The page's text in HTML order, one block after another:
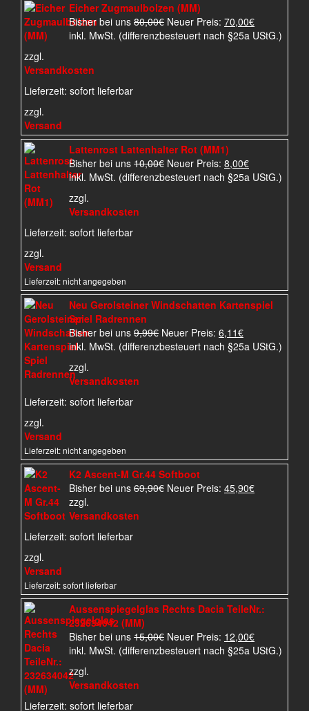
Eicher Zugmaulbolzen (MM)
Bisher bei uns 80,00€ Ursprünglicher
Preis
Neuer Preis: 70,00€Aktueller
Preis
inkl. MwSt. (differenzbesteuert nach §25a UStG.)
zzgl.
Versandkosten
Lieferzeit: sofort lieferbar
zzgl.
Versand
Lattenrost Lattenhalter Rot (MM1)
Bisher bei uns 10,00€ Ursprünglicher
Preis
Neuer Preis: 8,00€Aktueller
Preis
inkl. MwSt. (differenzbesteuert nach §25a UStG.)
zzgl.
Versandkosten
Lieferzeit: sofort lieferbar
zzgl.
Versand
Lieferzeit: nicht angegeben
Neu Gerolsteiner Windschatten Kartenspiel
Spiel Radrennen
Bisher bei uns 9,99€ Ursprünglicher
Preis
Neuer Preis: 6,11€Aktueller
Preis
inkl. MwSt. (differenzbesteuert nach §25a UStG.)
zzgl.
Versandkosten
Lieferzeit: sofort lieferbar
zzgl.
Versand
Lieferzeit: nicht angegeben
K2 Ascent-M Gr.44 Softboot
Bisher bei uns 69,90€ Ursprünglicher
Neuer Preis: 45,90€Aktueller
zzgl.
Versandkosten
Lieferzeit: sofort lieferbar
zzgl.
Versand
Lieferzeit: sofort lieferbar
Aussenspiegelglas Rechts Dacia TeileNr.:
232634042 (MM)
Bisher bei uns 15,00€ Ursprünglicher
Preis
Neuer Preis: 12,00€Aktueller
Preis
inkl. MwSt. (differenzbesteuert nach §25a UStG.)
zzgl.
Versandkosten
Lieferzeit: sofort lieferbar